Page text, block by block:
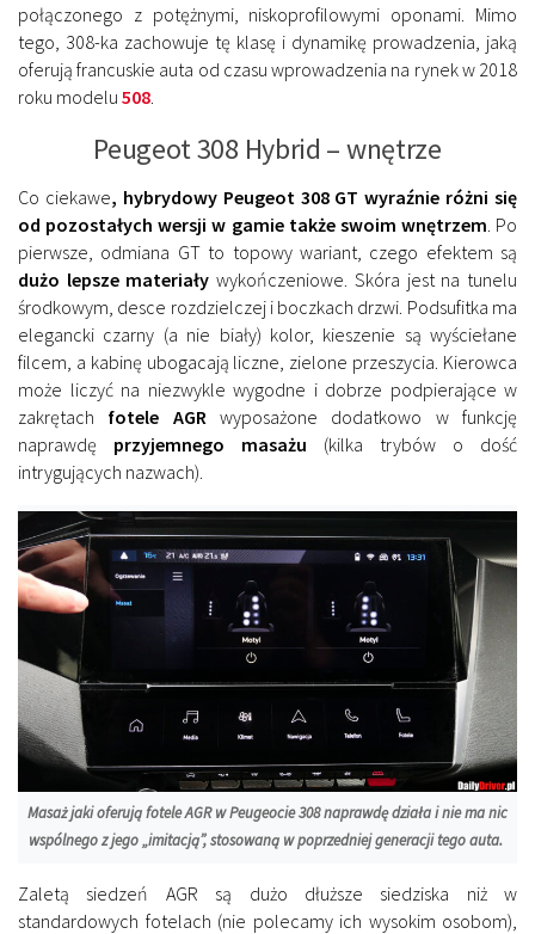
połączonego z potężnymi, niskoprofilowymi oponami. Mimo
tego, 308-ka zachowuje tę klasę i dynamikę prowadzenia, jaką
oferują francuskie auta od czasu wprowadzenia na rynek w 2018
roku modelu 508
Peugeot 308 Hybrid – wnętrze
Co ciekawe, hybrydowy Peugeot 308 GT wyraźnie różni się
od pozostałych wersji w gamie także swoim wnętrzem . Po
pierwsze, odmiana GT to topowy wariant, czego efektem są
dużo lepsze materiaływykończeniowe. Skóra jest na tunelu
środkowym, desce rozdzielczej i boczkach drzwi. Podsufitka ma
elegancki czarny (a nie biały) kolor, kieszenie są wyściełane
filcem, a kabinę ubogacają liczne, zielone przeszycia. Kierowca
może liczyć na niezwykle wygodne i dobrze podpierające w
zakrętach fotele AGR wyposażone dodatkowo w funkcję
naprawdę przyjemnego masażu (kilka trybów o dość
intrygujących nazwach).
Masaż jaki oferują fotele AGR w Peugeocie 308 naprawdę działa i nie ma nic
wspólnego z jego „imitacją”, stosowaną w poprzedniej generacji tego auta.
Zaletą siedzeń AGR są dużo dłuższe siedziska niż w
standardowych fotelach (nie polecamy ich wysokim osobom),